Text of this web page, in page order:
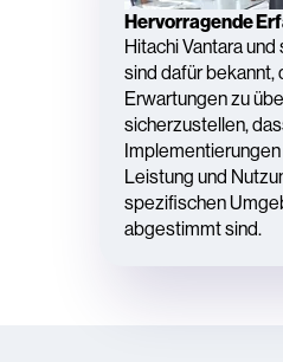
Hervorragende
Hitachi Vantara
sind dafür bekannt,
Erwartungen zu
sicherzustellen,
Leistung und
spezifischen
abgestimmt sind.